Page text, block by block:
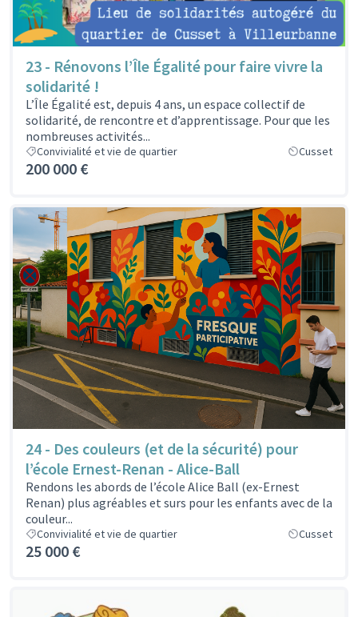
23 - Rénovons l’Île Égalité pour faire vivre la
solidarité !
L’Île Égalité est, depuis 4 ans, un espace collectif de
solidarité, de rencontre et d’apprentissage. Pour que les
nombreuses activités...
Convivialité et vie de quartier Cusset
200 000 €
24 - Des couleurs (et de la sécurité) pour
l’école Ernest-Renan - Alice-Ball
Rendons les abords de l’école Alice Ball (ex-Ernest
Renan) plus agréables et surs pour les enfants avec de la
couleur...
Convivialité et vie de quartier Cusset
25 000 €